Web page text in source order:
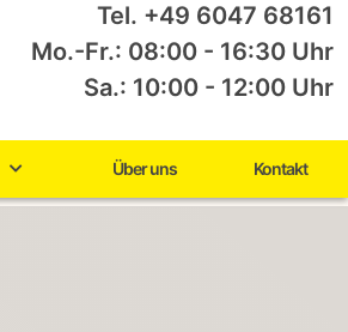
Tel. +49 6047 68161
Mo.-Fr.: 08:00 - 16:30 Uhr
Sa.: 10:00 - 12:00 Uhr
Über uns Kontakt